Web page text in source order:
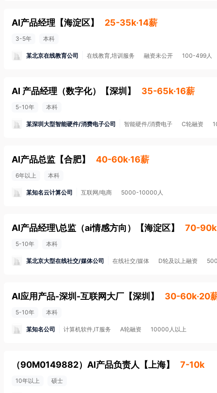
AI产品经理 【海淀区】 25-35k·14薪
3-5年 本科
某北京在线教育公司 在线教育,培训服务 融资未公开 100-499人
AI 产品经理（数字化） 【深圳 】 35-65k·16薪
5-10年 本科
某深圳大型智能硬件/消费电子公司 智能硬件/消费电子 C轮融资
AI产品总监 【合肥】 40-60k·16薪
6年以上 本科
某知名云计算公司 互联网/电商 5000-10000人
AI产品经理\总监（ai情感方向） 【海淀区】 70-
5-10年 本科
某北京大型在线社交/媒体公司 在线社交/媒体 D轮及以上融资
AI应用产品-深圳-互联网大厂 【深圳 】 30-60k·20
5-10年 本科
某知名公司 计算机软件,IT服务 A轮融资 10000人以上
（90M0149882）AI产品负责人 【 上海】 7-10k
10年以上 硕士